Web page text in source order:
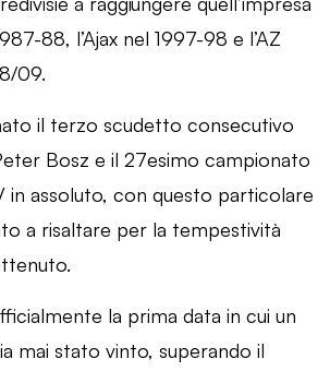
88, l’Ajax nel 1997-98 e l’AZ
09.
il terzo scudetto consecutivo
Bosz e il 27esimo campionato
in assoluto, con questo particolare
a risaltare per la tempestività
la prima data in cui un
mai stato vinto, superando il